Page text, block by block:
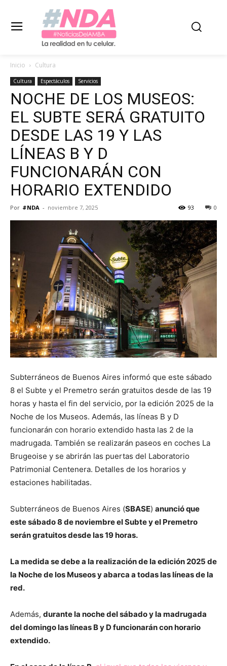
Inicio Cultura
Cultura Espectáculos Servicios
NOCHE DE LOS MUSEOS:
EL SUBTE SERÁ GRATUITO
DESDE LAS 19 Y LAS
LÍNEAS B Y D
FUNCIONARÁN CON
HORARIO EXTENDIDO
Por #NDA - noviembre 7, 2025 0
93
Subterráneos de Buenos Aires informó que este sábado
8 el Subte y el Premetro serán gratuitos desde de las 19
horas y hasta el fin del servicio, por la edición 2025 de la
Noche de los Museos. Además, las líneas B y D
funcionarán con horario extendido hasta las 2 de la
madrugada. También se realizarán paseos en coches La
Brugeoise y se abrirán las puertas del Laboratorio
Patrimonial Centenera. Detalles de los horarios y
estaciones habilitadas.
Subterráneos de Buenos Aires (SBASE) anunció que
este sábado 8 de noviembre el Subte y el Premetro
serán gratuitos desde las 19 horas.
La medida se debe a la realización de la edición 2025 de
la Noche de los Museos y abarca a todas las líneas de la
red.
Además, durante la noche del sábado y la madrugada
del domingo las líneas B y D funcionarán con horario
extendido.